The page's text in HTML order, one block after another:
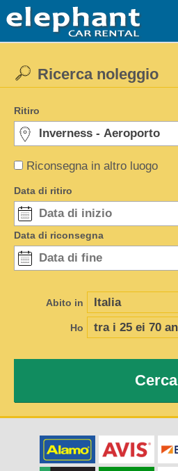
Riconsegna in altro luogo
Ricerca noleggio
Ritiro
Data di ritiro
Data di riconsegna
Abito in
Ho
Cerca